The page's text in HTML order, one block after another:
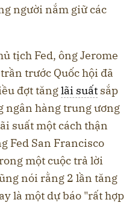
người nắm giữ các
tịch Fed, ông Jerome
trước Quốc hội đã
đợt tănglãi suất sắp
ngân hàng trung ương
suất một cách thận
Fed San Francisco
một cuộc trả lời
nói rằng 2 lần tăng
là một dự báo "rất hợp